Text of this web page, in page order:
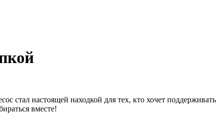
стал настоящей находкой для тех, кто хочет поддерживать
вместе!